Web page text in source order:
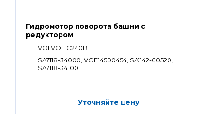
Гидромотор поворота башни с
редуктором
VOLVO EC240B
SA7118-34000, VOE14500454, SA1142-00520,
SA7118-34100
Уточняйте цену